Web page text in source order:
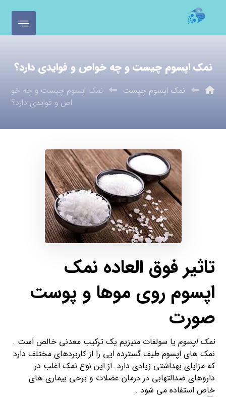
نمک اپسوم چیست و چه خواص و فوایدی دارد؟
نمک اپسوم چیست
نمک اپسوم چیست و چه خو
اص و فوایدی دارد؟
تاثیر فوق العادهنمک
اپسوم روی موها وپوست
صورت
نمک اپسوم یا سولفات منیزیم یک ترکیب معدنی خالص است .
نمک های اپسوم طیف گسترده ایی را از کاربردهای مختلف دارد
که مزایای بهداشتی زیادی دارد .از این نوع نمک اغلب در
داروهای ضدالتهابی در درمان عضلات و برخی بیماری های
خاص استفاده می شود .